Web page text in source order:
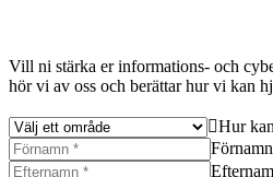
Vill ni stärka er informations- och
hör vi av oss och berättar hur vi kan
Hur